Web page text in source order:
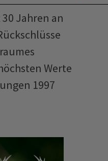
Jahren an
Werte
1997